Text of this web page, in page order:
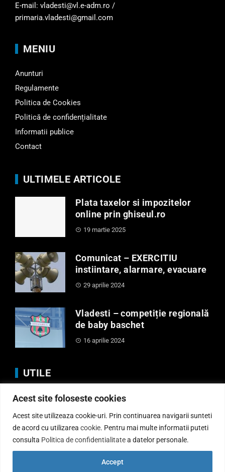
Acest site foloseste cookies
Acest site utilizeaza cookie-uri. Prin continuarea navigarii sunteti
de acord cu utilizarea cookie. Pentru mai multe informatii puteti
consulta Politica de confidentialitatea datelor personale.
Accept
E-mail: vladesti@vl.e-adm.ro /
primaria.vladesti@gmail.com
MENIU
Anunturi
Regulamente
Politica de Cookies
Politică de confidențialitate
Informatii publice
Contact
ULTIMELE ARTICOLE
Plata taxelor si impozitelor
online prin ghiseul.ro
19 martie 2025
Comunicat – EXERCITIU
instiintare, alarmare, evacuare
29 aprilie 2024
Vladesti – competiție regională
de baby baschet
16 aprilie 2024
UTILE
Anunturi
Regulamente
Politica de Cookies
Politică de confidențialitate